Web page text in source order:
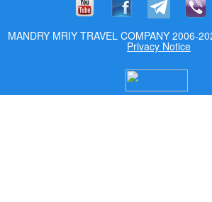
MANDRY MRIY TRAVEL COMPANY 2006-
Privacy Notice